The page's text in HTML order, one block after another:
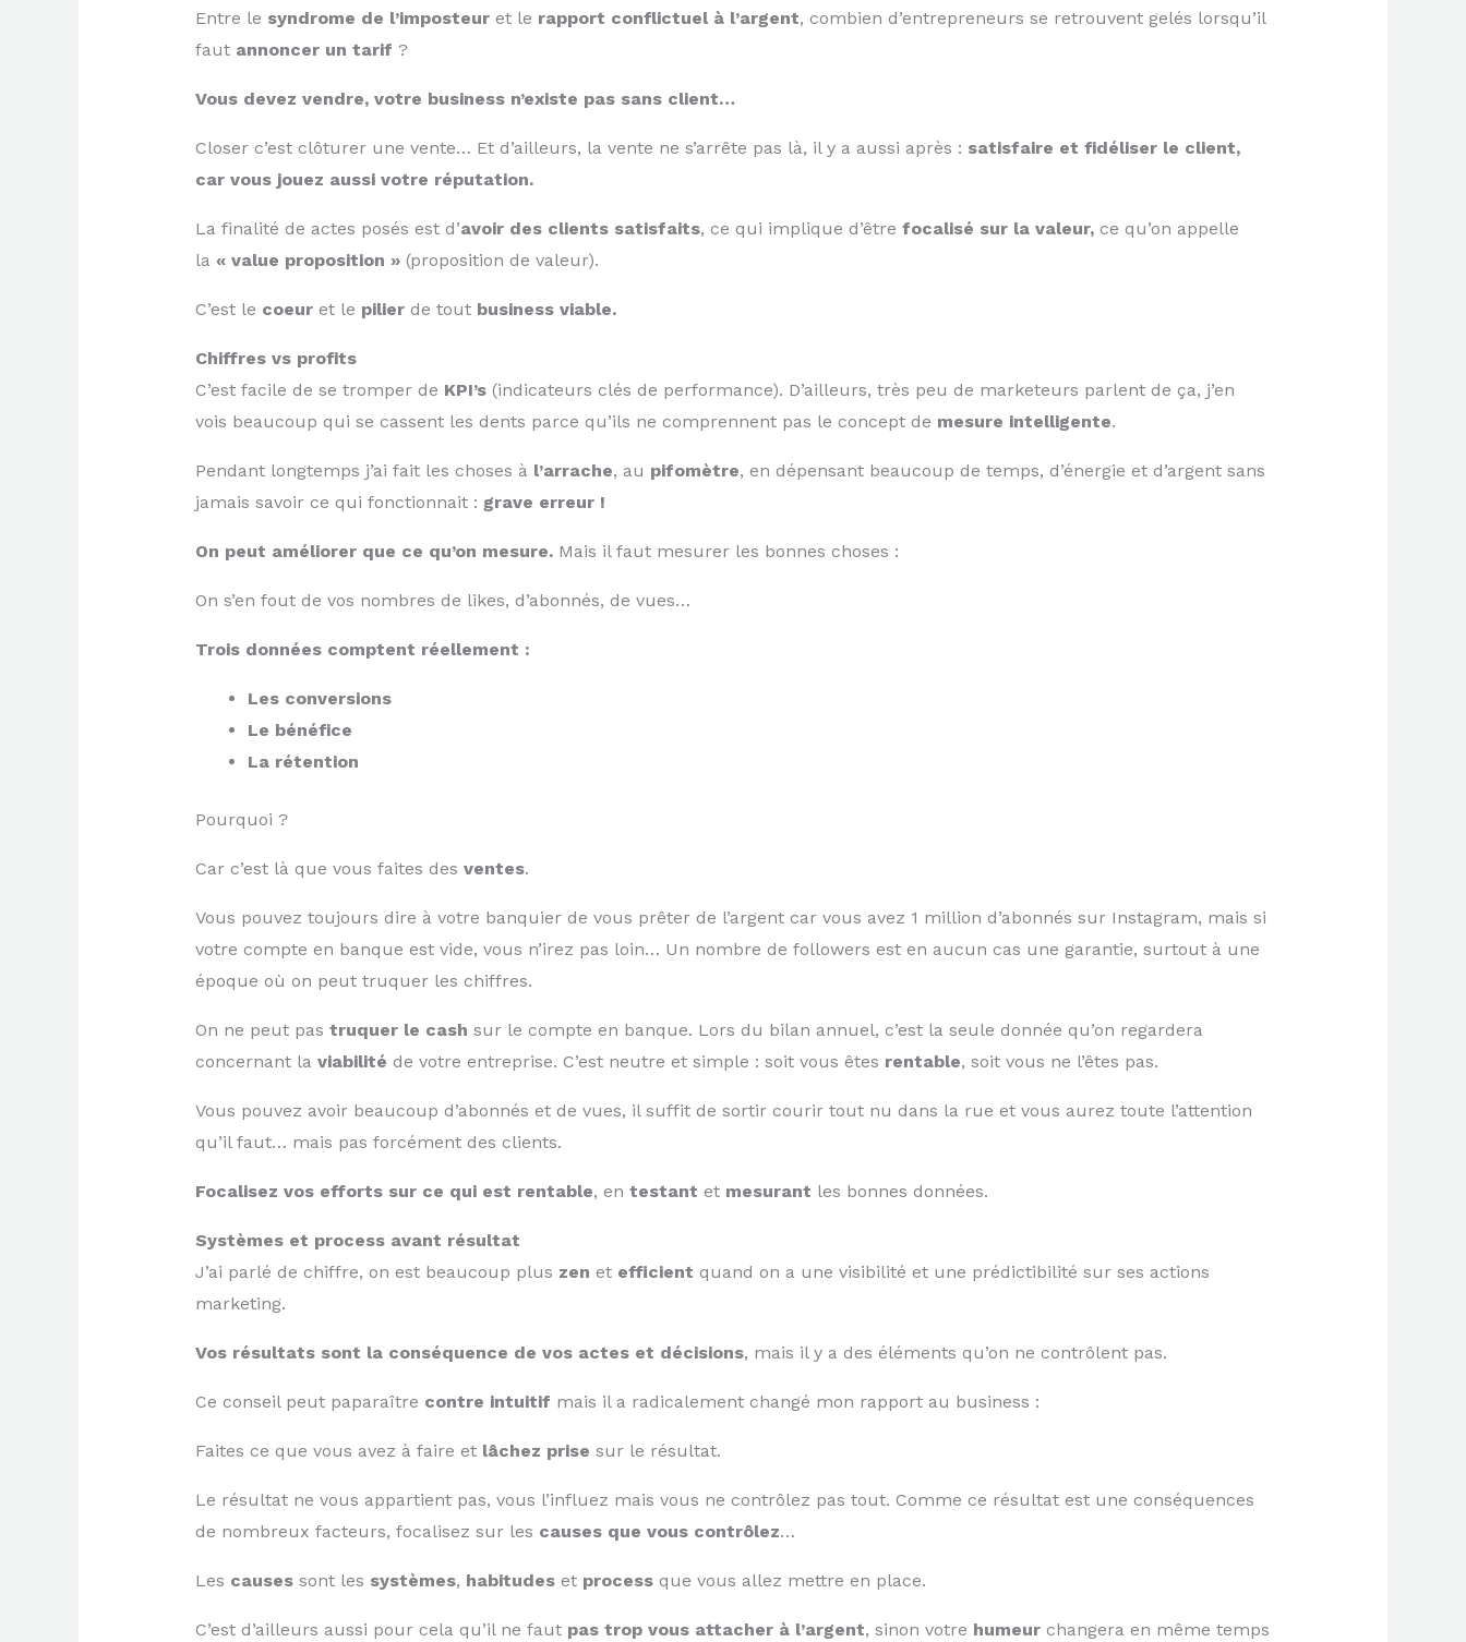
Entre le syndrome de l’imposteur et le rapport conflictuel à l’argent, combien d’entrepreneurs se retrouvent gelés lorsqu’il
faut annoncer un tarif ?
Vous devez vendre, votre business n’existe pas sans client…
Closer c’est clôturer une vente… Et d’ailleurs, la vente ne s’arrête pas là, il y a aussi après : satisfaire et fidéliser le client,
car vous jouez aussi votre réputation.
La finalité de actes posés est d’avoir des clients satisfaits, ce qui implique d’être focalisé sur la valeur,ce qu’on appelle
la « value proposition » (proposition de valeur).
C’est le coeuret le pilierde tout business viable.
Chiffres vs profits
C’est facile de se tromper de KPI’s(indicateurs clés de performance). D’ailleurs, très peu de marketeurs parlent de ça, j’en
vois beaucoup qui se cassent les dents parce qu’ils ne comprennent pas le concept de mesure intelligente.
Pendant longtemps j’ai fait les choses à l’arrache, au pifomètre, en dépensant beaucoup de temps, d’énergie et d’argent sans
jamais savoir ce qui fonctionnait : grave erreur !
On peut améliorer que ce qu’on mesure.Mais il faut mesurer les bonnes choses :
On s’en fout de vos nombres de likes, d’abonnés, de vues…
Trois données comptent réellement :
Les conversions
Le bénéfice
La rétention
Pourquoi ?
Car c’est là que vous faites des ventes.
Vous pouvez toujours dire à votre banquier de vous prêter de l’argent car vous avez 1 million d’abonnés sur Instagram, mais si
votre compte en banque est vide, vous n’irez pas loin… Un nombre de followers est en aucun cas une garantie, surtout à une
époque où on peut truquer les chiffres.
On ne peut pas truquer le cash sur le compte en banque. Lors du bilan annuel, c’est la seule donnée qu’on regardera
concernant la viabilité de votre entreprise. C’est neutre et simple : soit vous êtes rentable, soit vous ne l’êtes pas.
Vous pouvez avoir beaucoup d’abonnés et de vues, il suffit de sortir courir tout nu dans la rue et vous aurez toute l’attention
qu’il faut… mais pas forcément des clients.
Focalisez vos efforts sur ce qui est rentable, en testant et mesurant les bonnes données.
Systèmes et process avant résultat
J’ai parlé de chiffre, on est beaucoup plus zen et efficient quand on a une visibilité et une prédictibilité sur ses actions
marketing.
Vos résultats sont la conséquence de vos actes et décisions, mais il y a des éléments qu’on ne contrôlent pas.
Ce conseil peut paparaître contre intuitif mais il a radicalement changé mon rapport au business :
Faites ce que vous avez à faire et lâchez prise sur le résultat.
Le résultat ne vous appartient pas, vous l’influez mais vous ne contrôlez pas tout. Comme ce résultat est une conséquences
de nombreux facteurs, focalisez sur les causes que vous contrôlez…
Les causessont les systèmes, habitudeset processque vous allez mettre en place.
C’est d’ailleurs aussi pour cela qu’il ne faut pas trop vous attacher à l’argent, sinon votre humeurchangera en même temps